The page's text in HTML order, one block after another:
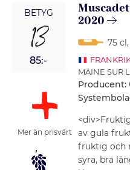
BETYG
13
85:-
Mer än prisvärt
2020
75 cl ,
MAINE SUR
Producent:
av gula
fruktig och
syra, bra